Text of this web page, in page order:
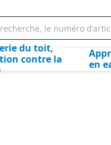
du toit,
contre la
en